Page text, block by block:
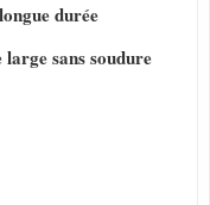
durée
sans soudure